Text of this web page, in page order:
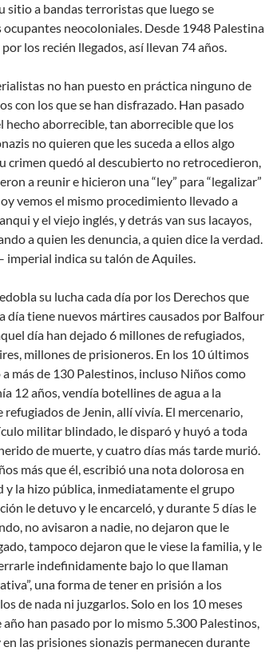
sitio a bandas terroristas que luego se
neocoloniales. Desde 1948 Palestina
los recién llegados, así llevan 74 años.
no han puesto en práctica ninguno de
con los que se han disfrazado. Han pasado
hecho aborrecible, tan aborrecible que los
no quieren que les suceda a ellos algo
crimen quedó al descubierto no retrocedieron,
a reunir e hicieron una “ley” para “legalizar”
vemos el mismo procedimiento llevado a
y el viejo inglés, y detrás van sus lacayos,
a quien les denuncia, a quien dice la verdad.
imperial indica su talón de Aquiles.
su lucha cada día por los Derechos que
día tiene nuevos mártires causados por Balfour
día han dejado 6 millones de refugiados,
millones de prisioneros. En los 10 últimos
a más de 130 Palestinos, incluso Niños como
12 años, vendía botellines de agua a la
refugiados de Jenin, allí vivía. El mercenario,
militar blindado, le disparó y huyó a toda
de muerte, y cuatro días más tarde murió.
más que él, escribió una nota dolorosa en
y la hizo pública, inmediatamente el grupo
le detuvo y le encarceló, y durante 5 días le
no avisaron a nadie, no dejaron que le
tampoco dejaron que le viese la familia, y le
indefinidamente bajo lo que llaman
una forma de tener en prisión a los
de nada ni juzgarlos. Solo en los 10 meses
han pasado por lo mismo 5.300 Palestinos,
las prisiones sionazis permanecen durante